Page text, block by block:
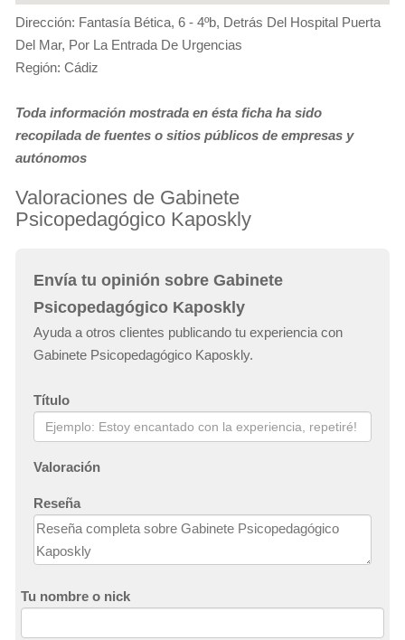
Dirección: Fantasía Bética, 6 - 4ºb, Detrás Del Hospital Puerta
Del Mar, Por La Entrada De Urgencias
Región: Cádiz
Toda información mostrada en ésta ficha ha sido
recopilada de fuentes o sitios públicos de empresas y
autónomos
Valoraciones de Gabinete
Psicopedagógico Kaposkly
Envía tu opinión sobre Gabinete
Psicopedagógico Kaposkly
Ayuda a otros clientes publicando tu experiencia con
Gabinete Psicopedagógico Kaposkly.
Título
Valoración
Reseña
Tu nombre o nick